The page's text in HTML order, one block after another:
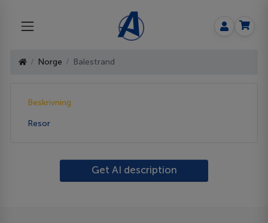
Norge Balestrand
Beskrivning
Resor
Get AI description